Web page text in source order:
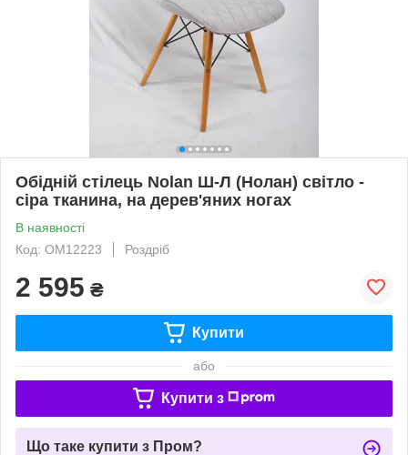
Обідній стілець Nolan Ш-Л (Нолан) світло -
сіра тканина, на дерев'яних ногах
В наявності
Код: ОМ12223
Роздріб
2 595 ₴
Купити
або
Купити з
Що таке купити з Пром?